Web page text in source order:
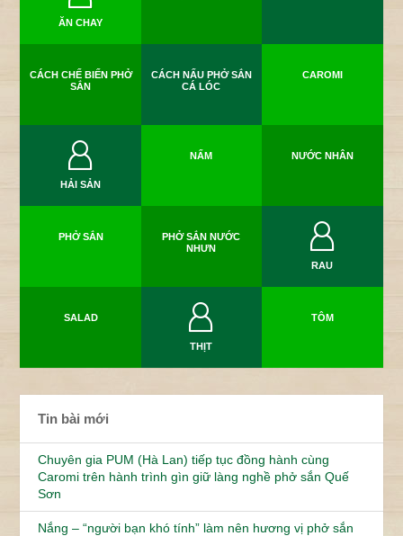
ĂN CHAY
CÁCH CHẾ BIẾN PHỞ
SẮN
CÁCH NẤU PHỞ SẮN
CÁ LÓC
CAROMI
HẢI SẢN
NẤM NƯỚC NHÂN
PHỞ SẮN
PHỞ SẮN NƯỚC
NHƯN
RAU
SALAD
THỊT
TÔM
Tin bài mới
Chuyên gia PUM (Hà Lan) tiếp tục đồng hành cùng
Caromi trên hành trình gìn giữ làng nghề phở sắn Quế
Sơn
Nắng – “người bạn khó tính” làm nên hương vị phở sắn